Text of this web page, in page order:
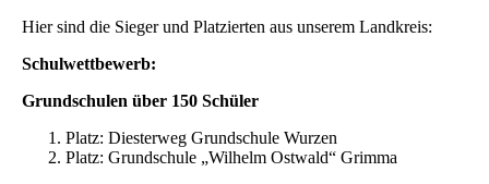
Hier sind die Sieger und Platzierten aus unserem Landkreis:
Schulwettbewerb:
Grundschulen über 150 Schüler
Platz: Diesterweg Grundschule Wurzen
Platz: Grundschule „Wilhelm Ostwald“ Grimma